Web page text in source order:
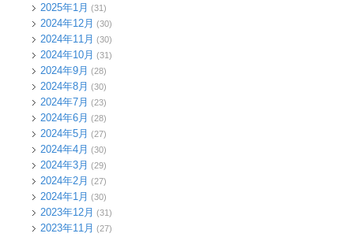
2025年1月 (31)
2024年12月 (30)
2024年11月 (30)
2024年10月 (31)
2024年9月 (28)
2024年8月 (30)
2024年7月 (23)
2024年6月 (28)
2024年5月 (27)
2024年4月 (30)
2024年3月 (29)
2024年2月 (27)
2024年1月 (30)
2023年12月 (31)
2023年11月 (27)